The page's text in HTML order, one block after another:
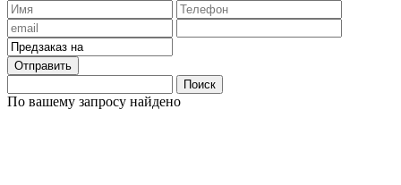
Отправить
Поиск
По вашему запросу найдено